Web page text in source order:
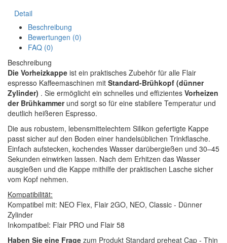
Detail
Beschreibung
Bewertungen (0)
FAQ (0)
Beschreibung
Die Vorheizkappe ist ein praktisches Zubehör für alle Flair
espresso Kaffeemaschinen mit Standard-Brühkopf (dünner
Zylinder) . Sie ermöglicht ein schnelles und effizientes Vorheizen
der Brühkammerund sorgt so für eine stabilere Temperatur und
deutlich heißeren Espresso.
Die aus robustem, lebensmittelechtem Silikon gefertigte Kappe
passt sicher auf den Boden einer handelsüblichen Trinkflasche.
Einfach aufstecken, kochendes Wasser darübergießen und 30–45
Sekunden einwirken lassen. Nach dem Erhitzen das Wasser
ausgießen und die Kappe mithilfe der praktischen Lasche sicher
vom Kopf nehmen.
Kompatibilität:
Kompatibel mit: NEO Flex, Flair 2GO, NEO, Classic - Dünner
Zylinder
Inkompatibel: Flair PRO und Flair 58
Haben Sie eine Frage zum Produkt Standard preheat Cap - Thin